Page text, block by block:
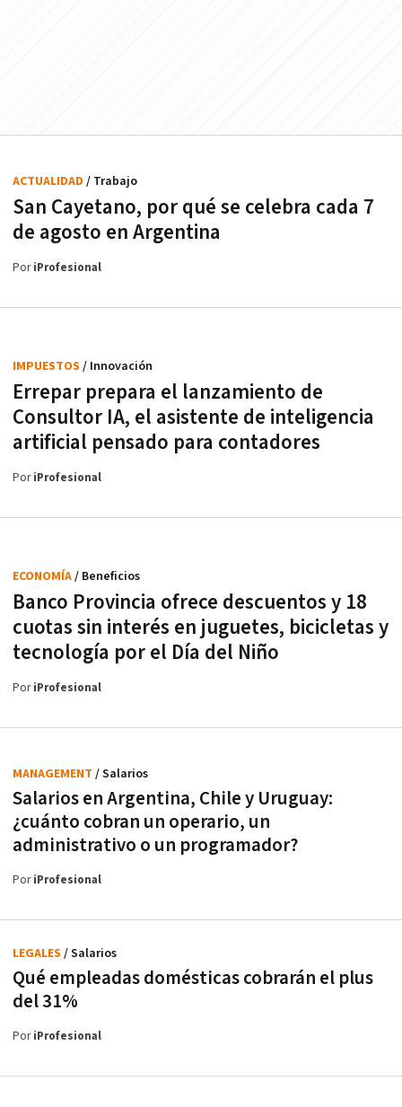
San Cayetano, por qué se celebra cada 7
de agosto en Argentina
ACTUALIDAD / Trabajo
PoriProfesional
Errepar prepara el lanzamiento de
Consultor IA, el asistente de inteligencia
artificial pensado para contadores
IMPUESTOS / Innovación
PoriProfesional
Banco Provincia ofrece descuentos y 18
cuotas sin interés en juguetes, bicicletas y
tecnología por el Día del Niño
ECONOMÍA/ Beneficios
PoriProfesional
Salarios en Argentina, Chile y Uruguay:
¿cuánto cobran un operario, un
administrativo o un programador?
MANAGEMENT / Salarios
PoriProfesional
Qué empleadas domésticas cobrarán el plus
del 31%
LEGALES / Salarios
PoriProfesional